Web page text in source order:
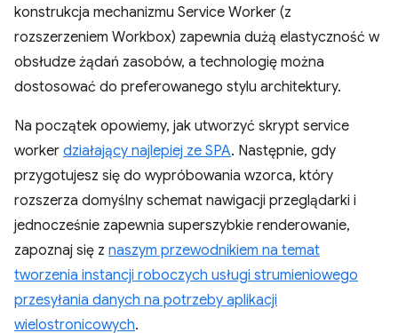
konstrukcja mechanizmu Service Worker (z
rozszerzeniem Workbox) zapewnia dużą elastyczność w
obsłudze żądań zasobów, a technologię można
dostosować do preferowanego stylu architektury.
Na początek opowiemy, jak utworzyć skrypt service
worker działający najlepiej ze SPA. Następnie, gdy
przygotujesz się do wypróbowania wzorca, który
rozszerza domyślny schemat nawigacji przeglądarki i
jednocześnie zapewnia superszybkie renderowanie,
zapoznaj się z naszym przewodnikiem na temat
tworzenia instancji roboczych usługi strumieniowego
przesyłania danych na potrzeby aplikacji
wielostronicowych.